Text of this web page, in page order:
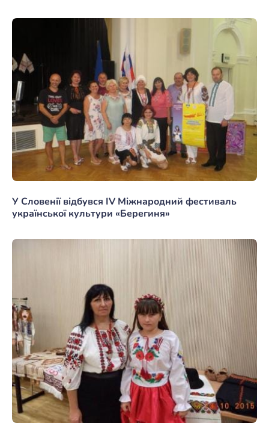
У Словенії відбувся IV Міжнародний фестиваль
української культури «Берегиня»